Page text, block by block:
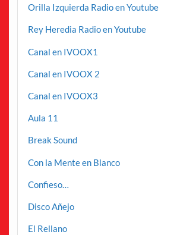
Orilla Izquierda Radio en Youtube
Rey Heredia Radio en Youtube
Canal en IVOOX1
Canal en IVOOX 2
Canal en IVOOX3
Aula 11
Break Sound
Con la Mente en Blanco
Confieso…
Disco Añejo
El Rellano